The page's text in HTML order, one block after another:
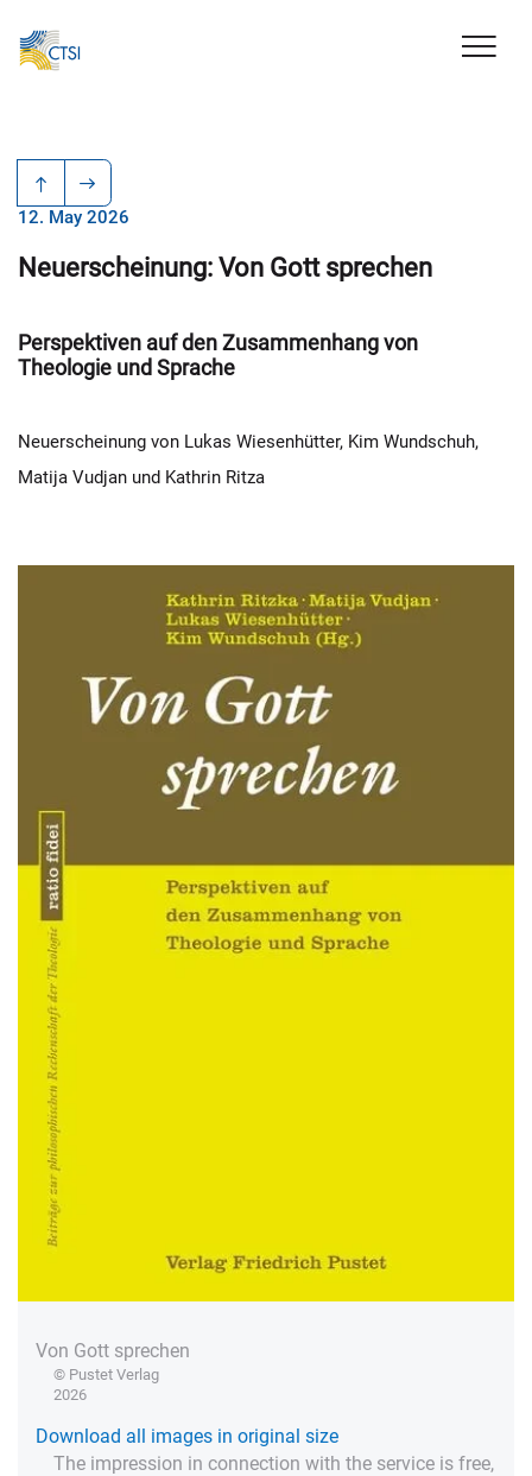
12. May 2026
Neuerscheinung: Von Gott sprechen
Perspektiven auf den Zusammenhang von
Theologie und Sprache
Neuerscheinung von Lukas Wiesenhütter, Kim Wundschuh,
Matija Vudjan und Kathrin Ritza
Von Gott sprechen
© Pustet Verlag
2026
Download all images in original size
The impression in connection with the service is free,